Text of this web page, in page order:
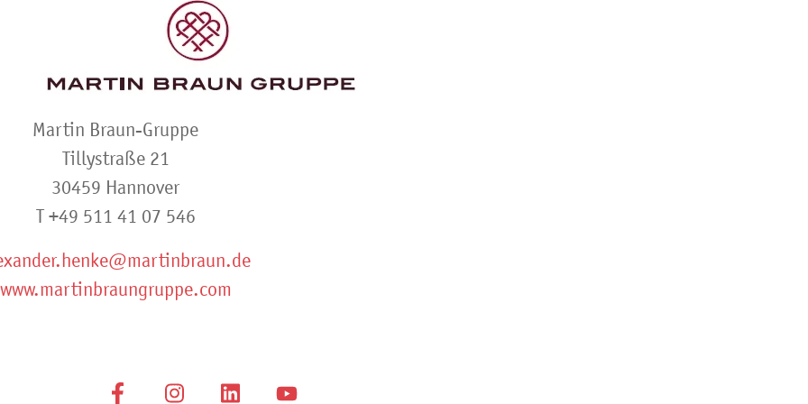
Martin Braun-Gruppe
Tillystraße 21
30459 Hannover
T +49 511 41 07 546
www.martinbraungruppe.com